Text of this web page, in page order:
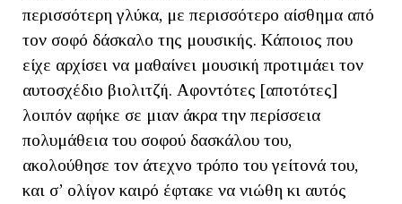
περισσότερη γλύκα, με περισσότερο αίσθημα από
τον σοφό δάσκαλο της μουσικής. Κάποιος που
είχε αρχίσει να μαθαίνει μουσική προτιμάει τον
αυτοσχέδιο βιολιτζή. Αφοντότες [αποτότες]
λοιπόν αφήκε σε μιαν άκρα την περίσσεια
πολυμάθεια του σοφού δασκάλου του,
ακολούθησε τον άτεχνο τρόπο του γείτονά του,
και σ’ ολίγον καιρό έφτακε να νιώθη κι αυτός